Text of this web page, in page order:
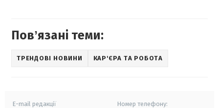
Повʼязані теми:
ТРЕНДОВІ НОВИНИ КАР'ЄРА ТА РОБОТА
E-mail редакції Номер телефону: